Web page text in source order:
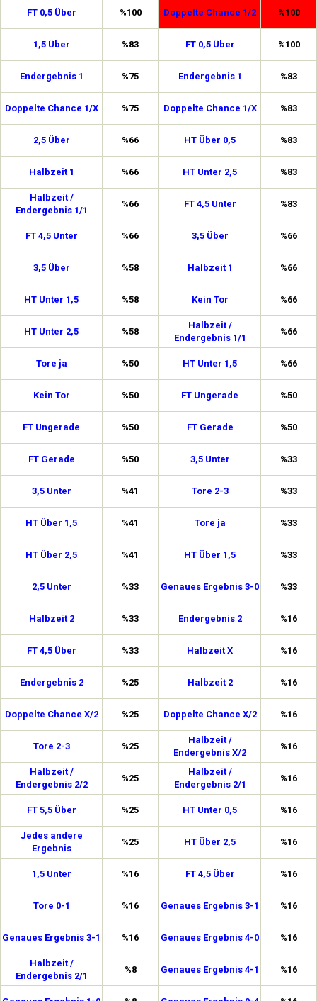
FT 0,5 Über %100
1,5 Über %83
Endergebnis 1 %75
Doppelte Chance 1/X %75
2,5 Über %66
Halbzeit 1 %66
Halbzeit /
Endergebnis 1/1
%66
FT 4,5 Unter %66
3,5 Über %58
HT Unter 1,5 %58
HT Unter 2,5 %58
Tore ja %50
Kein Tor %50
FT Ungerade %50
FT Gerade %50
3,5 Unter %41
HT Über 1,5 %41
HT Über 2,5 %41
2,5 Unter %33
Halbzeit 2 %33
FT 4,5 Über %33
Endergebnis 2 %25
Doppelte Chance X/2 %25
Tore 2-3 %25
Halbzeit /
Endergebnis 2/2
%25
FT 5,5 Über %25
Jedes andere
Ergebnis
%25
1,5 Unter %16
Tore 0-1 %16
Genaues Ergebnis 3-1 %16
Halbzeit /
Endergebnis 2/1
%8
Doppelte Chance 1/2 %100
FT 0,5 Über %100
Endergebnis 1 %83
Doppelte Chance 1/X %83
HT Über 0,5 %83
HT Unter 2,5 %83
FT 4,5 Unter %83
3,5 Über %66
Halbzeit 1 %66
Kein Tor %66
Halbzeit /
Endergebnis 1/1
%66
HT Unter 1,5 %66
FT Ungerade %50
FT Gerade %50
3,5 Unter %33
Tore 2-3 %33
Tore ja %33
HT Über 1,5 %33
Genaues Ergebnis 3-0 %33
Endergebnis 2 %16
Halbzeit X %16
Halbzeit 2 %16
Doppelte Chance X/2 %16
Halbzeit /
Endergebnis X/2
%16
Halbzeit /
Endergebnis 2/1
%16
HT Unter 0,5 %16
HT Über 2,5 %16
FT 4,5 Über %16
Genaues Ergebnis 3-1 %16
Genaues Ergebnis 4-0 %16
Genaues Ergebnis 4-1 %16